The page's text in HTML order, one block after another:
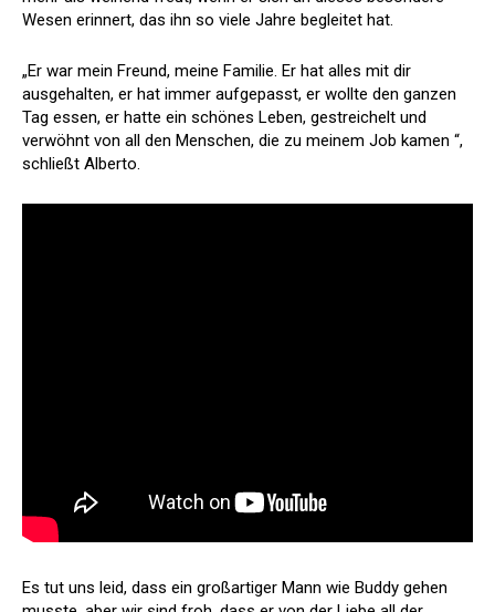
Wesen erinnert, das ihn so viele Jahre begleitet hat.
„Er war mein Freund, meine Familie. Er hat alles mit dir
ausgehalten, er hat immer aufgepasst, er wollte den ganzen
Tag essen, er hatte ein schönes Leben, gestreichelt und
verwöhnt von all den Menschen, die zu meinem Job kamen “,
schließt Alberto.
Es tut uns leid, dass ein großartiger Mann wie Buddy gehen